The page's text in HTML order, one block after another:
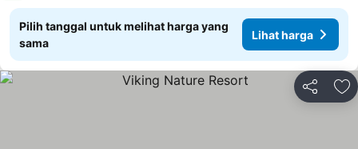
Pilih tanggal untuk melihat harga yang
sama
Lihat harga
Bagikan